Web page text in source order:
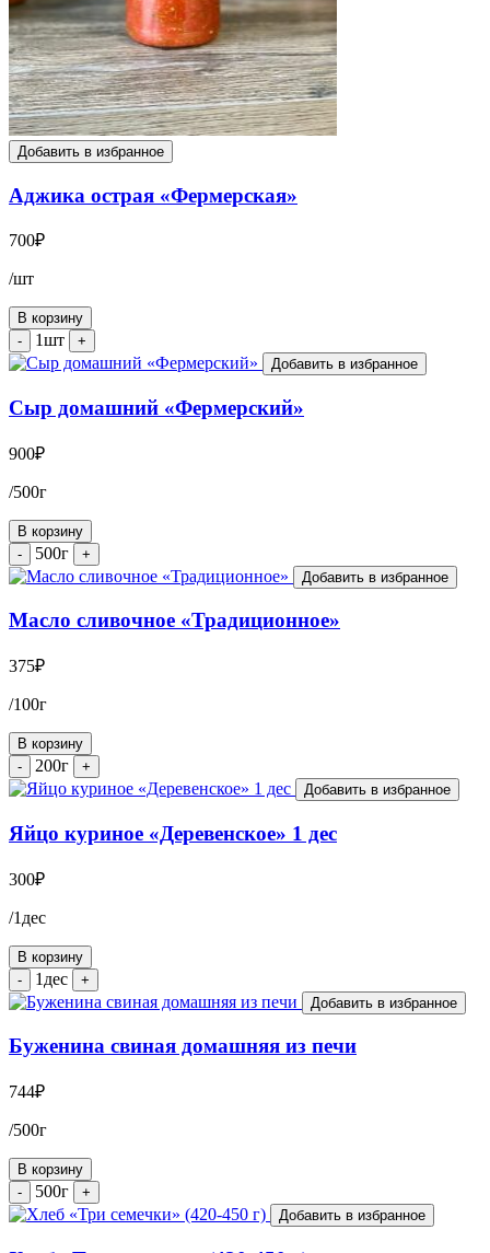
Добавить в избранное
Аджика острая «Фермерская»
700₽
/шт
В корзину
-
1шт
+
Добавить в избранное
Сыр домашний «Фермерский»
900₽
/500г
В корзину
-
500г
+
Добавить в избранное
Масло сливочное «Традиционное»
375₽
/100г
В корзину
-
200г
+
Добавить в избранное
Яйцо куриное «Деревенское» 1 дес
300₽
/1дес
В корзину
-
1дес
+
Добавить в избранное
Буженина свиная домашняя из печи
744₽
/500г
В корзину
-
500г
+
Добавить в избранное